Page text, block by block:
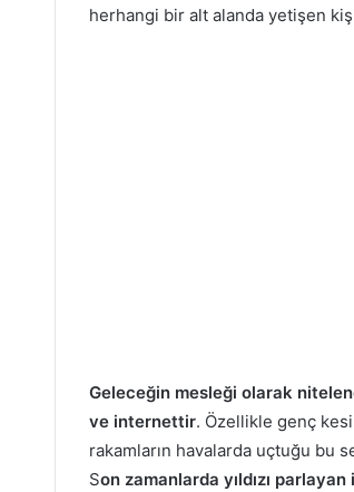
herhangi bir alt alanda yetişen
Geleceğin mesleği olarak
ve internettir. Özellikle genç
rakamların havalarda uçtuğu bu
Son zamanlarda yıldızı